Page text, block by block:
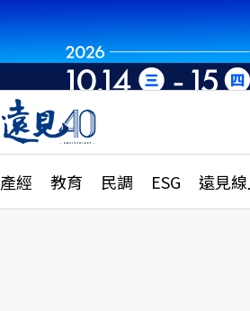
產經 教育 民調 ESG 遠見
特輯
大學升學、職涯攻略
縣市施政調查全解析